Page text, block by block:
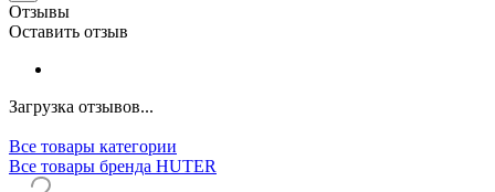
Отзывы
Оставить отзыв
Загрузка отзывов...
Все товары категории
Все товары бренда HUTER